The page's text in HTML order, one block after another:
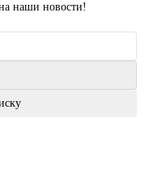
наши новости!